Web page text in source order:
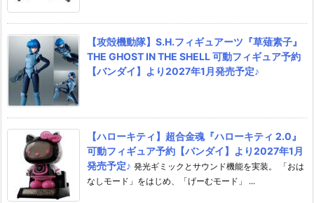
【攻殻機動隊】S.H.フィギュアーツ『草薙素子』
THE GHOST IN THE SHELL 可動フィギュア予約
【バンダイ】より2027年1月発売予定♪
【ハローキティ】超合金魂『ハローキティ 2.0』
可動フィギュア予約【バンダイ】より2027年1月
発売予定♪ 発光ギミックとサウンド機能を実装。 「おは
なしモード」をはじめ、「げーむモード」 ...